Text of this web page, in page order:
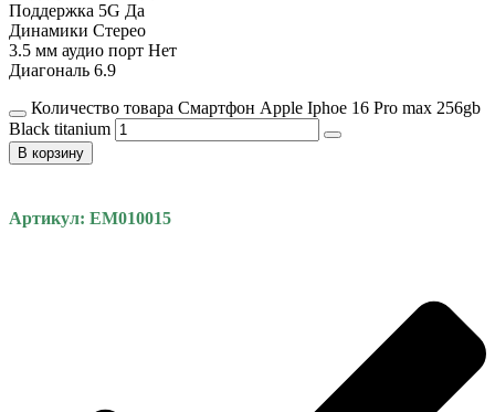
Поддержка 5G Да
Динамики Стерео
3.5 мм аудио порт Нет
Диагональ 6.9
Количество товара Смартфон Apple Iphoe 16 Pro max 256gb
Black titanium
В корзину
Артикул: EM010015